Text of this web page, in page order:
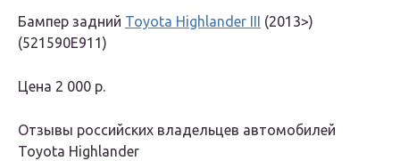
Бампер задний Toyota Highlander III
(2013>)
(521590E911)
Цена 2 000 р.
Отзывы российских владельцев автомобилей
Toyota Highlander